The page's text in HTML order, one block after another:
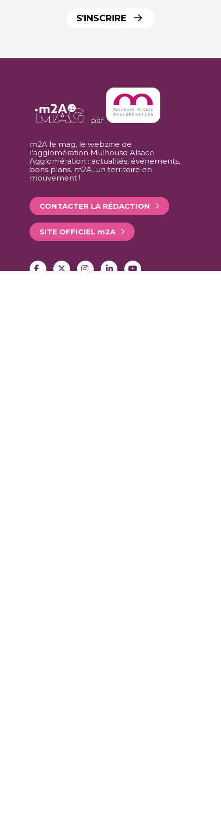
S'INSCRIRE
par
m2A le mag, le webzine de
l'agglomération Mulhouse Alsace
Agglomération : actualités, événements,
bons plans. m2A, un territoire en
mouvement !
CONTACTER LA RÉDACTION
SITE OFFICIEL m2A